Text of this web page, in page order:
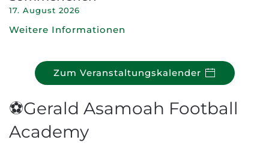
17. August 2026
Weitere Informationen
Zum Veranstaltungskalender
⚽Gerald Asamoah Football
Academy